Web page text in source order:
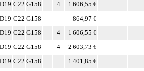
D19 C22 G158 4
1 606,55 €
D19 C22 G158
864,97 €
D19 C22 G158 4
1 606,55 €
D19 C22 G158 4
2 603,73 €
D19 C22 G158
1 401,85 €